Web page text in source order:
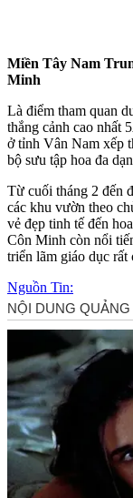
Miền Tây Nam
Minh
Là điểm tham quan
thắng cảnh cao nhất
ở tỉnh Vân Nam xếp
bộ sưu tập hoa đa
Từ cuối tháng 2 đến
các khu vườn theo
vẻ đẹp tinh tế đến
Côn Minh còn nổi
triển lãm giáo dục rất
Nguồn Tin: